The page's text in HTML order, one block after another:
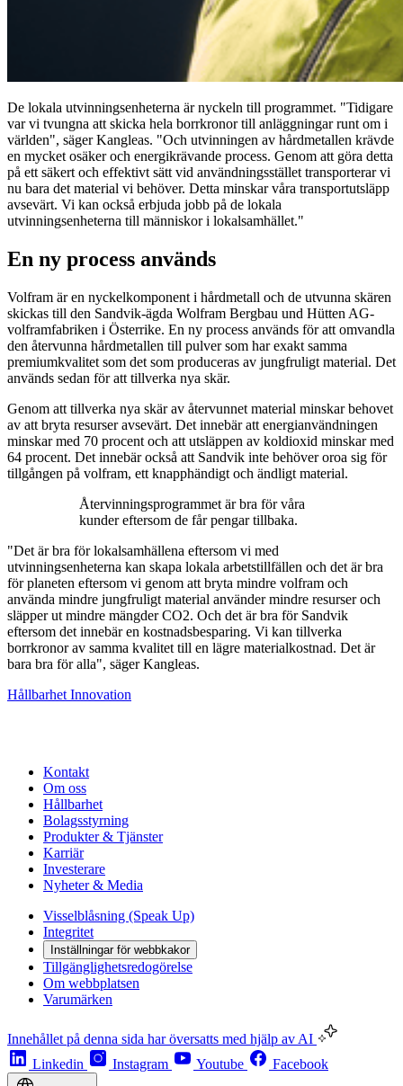
De lokala utvinningsenheterna är nyckeln till programmet. "Tidigare
var vi tvungna att skicka hela borrkronor till anläggningar runt om i
världen", säger Kangleas. "Och utvinningen av hårdmetallen krävde
en mycket osäker och energikrävande process. Genom att göra detta
på ett säkert och effektivt sätt vid användningsstället transporterar vi
nu bara det material vi behöver. Detta minskar våra transportutsläpp
avsevärt. Vi kan också erbjuda jobb på de lokala
utvinningsenheterna till människor i lokalsamhället."
En ny process används
Volfram är en nyckelkomponent i hårdmetall och de utvunna skären
skickas till den Sandvik-ägda Wolfram Bergbau und Hütten AG-
volframfabriken i Österrike. En ny process används för att omvandla
den återvunna hårdmetallen till pulver som har exakt samma
premiumkvalitet som det som produceras av jungfruligt material. Det
används sedan för att tillverka nya skär.
Genom att tillverka nya skär av återvunnet material minskar behovet
av att bryta resurser avsevärt. Det innebär att energianvändningen
minskar med 70 procent och att utsläppen av koldioxid minskar med
64 procent. Det innebär också att Sandvik inte behöver oroa sig för
tillgången på volfram, ett knapphändigt och ändligt material.
Återvinningsprogrammet är bra för våra
kunder eftersom de får pengar tillbaka.
"Det är bra för lokalsamhällena eftersom vi med
utvinningsenheterna kan skapa lokala arbetstillfällen och det är bra
för planeten eftersom vi genom att bryta mindre volfram och
använda mindre jungfruligt material använder mindre resurser och
släpper ut mindre mängder CO2. Och det är bra för Sandvik
eftersom det innebär en kostnadsbesparing. Vi kan tillverka
borrkronor av samma kvalitet till en lägre materialkostnad. Det är
bara bra för alla", säger Kangleas.
Hållbarhet Innovation
Kontakt
Om oss
Hållbarhet
Bolagsstyrning
Produkter & Tjänster
Karriär
Investerare
Nyheter & Media
Visselblåsning (Speak Up)
Integritet
Inställningar för webbkakor
Tillgänglighetsredogörelse
Om webbplatsen
Varumärken
Innehållet på denna sida har översatts med hjälp av AI
Linkedin
Instagram Youtube Facebook